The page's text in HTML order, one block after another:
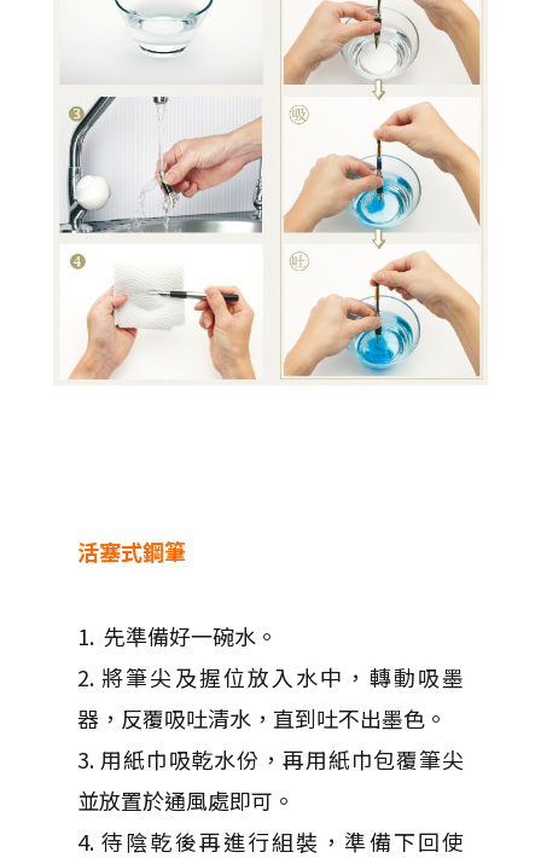
活塞式鋼筆
1. 先準備好一碗水。
2. 將筆尖及握位放入水中，轉動吸墨
器，反覆吸吐清水，直到吐不出墨色。
3. 用紙巾吸乾水份，再用紙巾包覆筆尖
並放置於通風處即可。
4. 待陰乾後再進行組裝，準備下回使